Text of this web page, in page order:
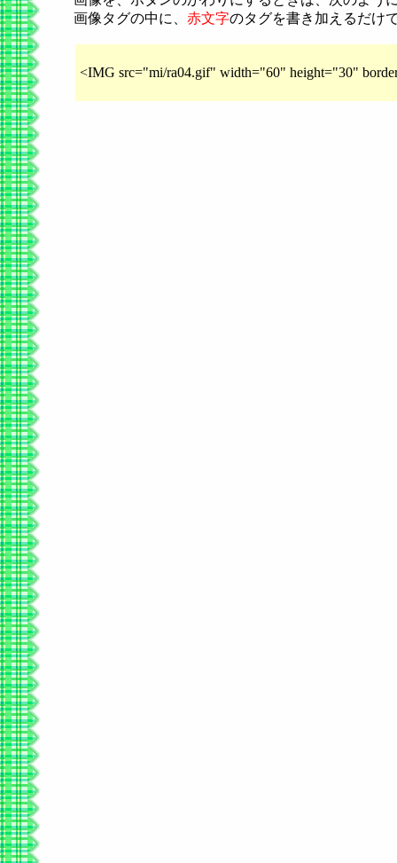
画像タグの中に、 赤文字のタグを書き加えるだけ
<IMG src="mi/ra04.gif" width="60" height="30"